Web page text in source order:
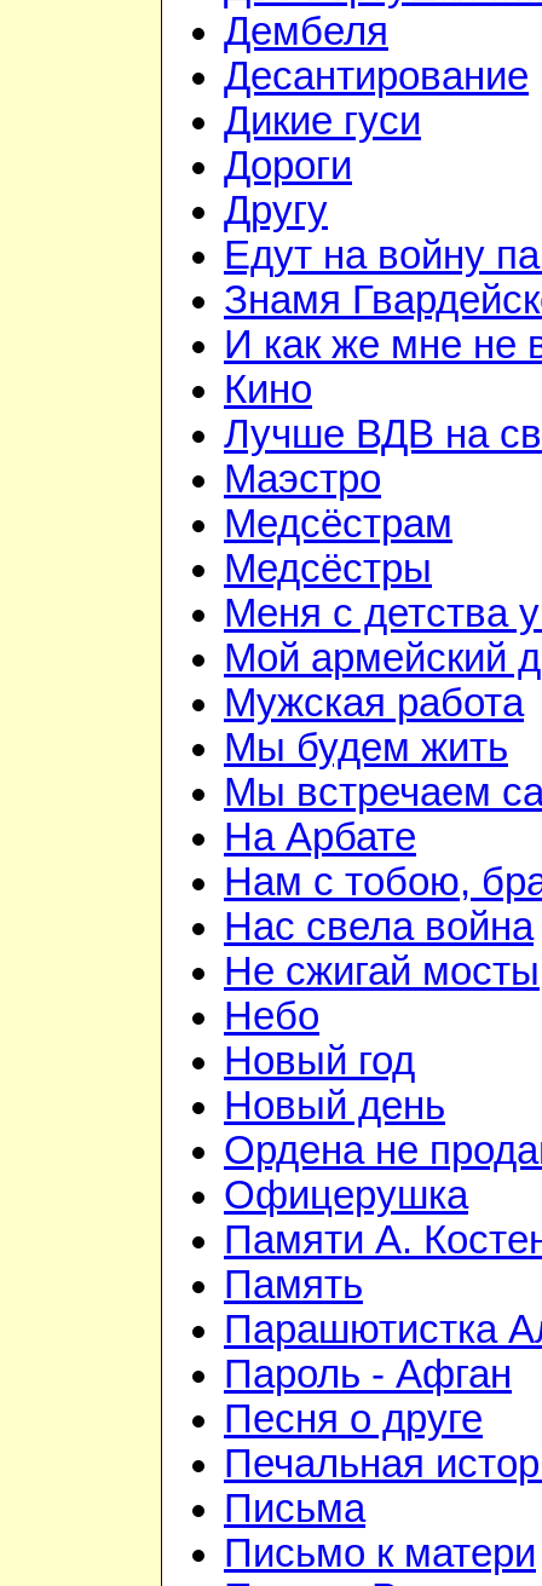
Дембеля
Десантирование
Дикие гуси
Дороги
Другу
Едут на войну
Знамя
И как же мне не
Кино
Лучше ВДВ на
Маэстро
Медсёстрам
Медсёстры
Меня с детства
Мой армейский
Мужская работа
Мы будем жить
Мы встречаем
На Арбате
Нам с тобою,
Нас свела война
Не сжигай мосты
Небо
Новый год
Новый день
Ордена не
Офицерушка
Памяти А.
Память
Парашютистка
Пароль - Афган
Песня о друге
Печальная
Письма
Письмо к матери